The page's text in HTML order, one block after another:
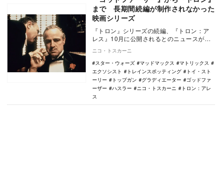
まで 長期間続編が制作されなかった
映画シリーズ
『トロン』シリーズの続編、『トロン：ア
レス』10月に公開されるとのニュースが入
ニコ・トスカーニ
スター・ウォーズ
マッドマックス
マトリックス
エクソシスト
トレインスポッティング
トイ・スト
ーリー
トップガン グラディエーター
ゴッドファ
ーザー
ハスラー ニコ・トスカーニ
トロン：アレ
ス